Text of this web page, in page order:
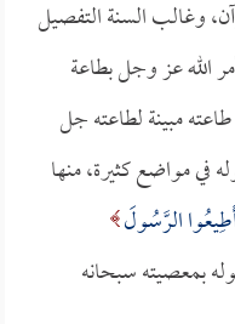
وغالب السنة التفصيل
الله عز وجل بطاعة
مبينة لطاعته جل
في مواضع كثيرة، منها
الرَّسُولَ
بمعصيته سبحانه